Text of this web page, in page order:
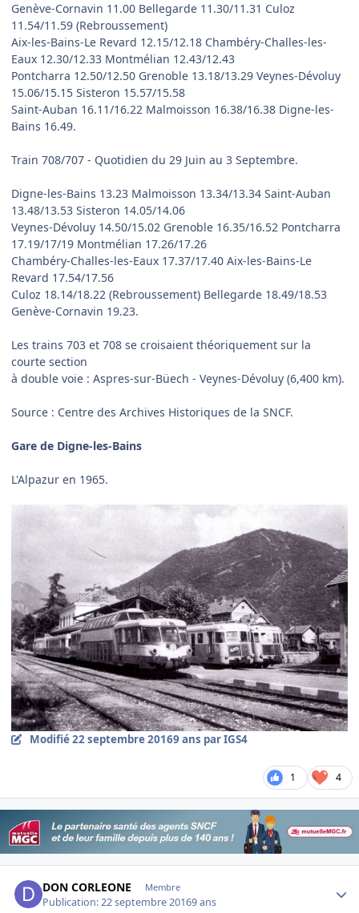
Genève-Cornavin 11.00 Bellegarde 11.30/11.31 Culoz
11.54/11.59 (Rebroussement)
Aix-les-Bains-Le Revard 12.15/12.18 Chambéry-Challes-les-
Eaux 12.30/12.33 Montmélian 12.43/12.43
Pontcharra 12.50/12.50 Grenoble 13.18/13.29 Veynes-Dévoluy
15.06/15.15 Sisteron 15.57/15.58
Saint-Auban 16.11/16.22 Malmoisson 16.38/16.38 Digne-les-
Bains 16.49.
Train 708/707 - Quotidien du 29 Juin au 3 Septembre.
Digne-les-Bains 13.23 Malmoisson 13.34/13.34 Saint-Auban
13.48/13.53 Sisteron 14.05/14.06
Veynes-Dévoluy 14.50/15.02 Grenoble 16.35/16.52 Pontcharra
17.19/17/19 Montmélian 17.26/17.26
Chambéry-Challes-les-Eaux 17.37/17.40 Aix-les-Bains-Le
Revard 17.54/17.56
Culoz 18.14/18.22 (Rebroussement) Bellegarde 18.49/18.53
Genève-Cornavin 19.23.
Les trains 703 et 708 se croisaient théoriquement sur la
courte section
à double voie : Aspres-sur-Büech - Veynes-Dévoluy (6,400 km).
Source : Centre des Archives Historiques de la SNCF.
Gare de Digne-les-Bains
L'Alpazur en 1965.
Modifié22 septembre 20169 ans par IGS4
1 4
DON CORLEONE Membre
Publication:22 septembre 20169 ans